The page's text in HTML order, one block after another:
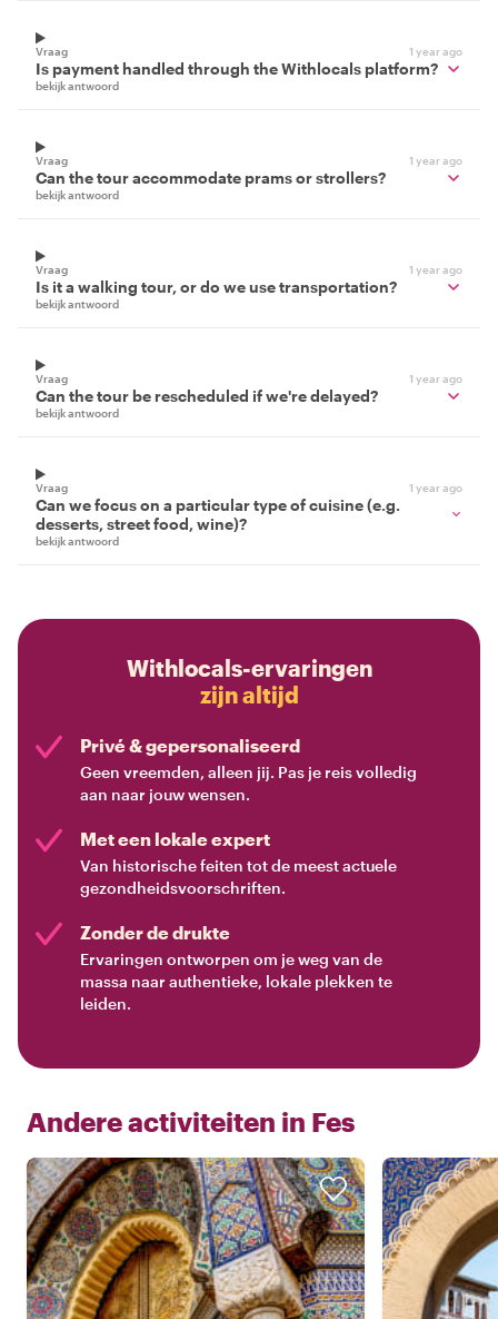
Vraag 1 year ago
Is payment handled through the Withlocals platform?
bekijk antwoord
Vraag 1 year ago
Can the tour accommodate prams or strollers?
bekijk antwoord
Vraag 1 year ago
Is it a walking tour, or do we use transportation?
bekijk antwoord
Vraag 1 year ago
Can the tour be rescheduled if we're delayed?
bekijk antwoord
Vraag 1 year ago
Can we focus on a particular type of cuisine (e.g.
desserts, street food, wine)?
bekijk antwoord
Withlocals-ervaringen
zijn altijd
Privé & gepersonaliseerd
Geen vreemden, alleen jij. Pas je reis volledig
aan naar jouw wensen.
Met een lokale expert
Van historische feiten tot de meest actuele
gezondheidsvoorschriften.
Zonder de drukte
Ervaringen ontworpen om je weg van de
massa naar authentieke, lokale plekken te
leiden.
Andere activiteiten in Fes